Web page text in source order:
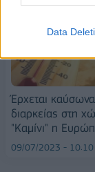
Data
Έρχεται
διαρκείας στη
"Καμίνι" η
09/07/2023 - 10:10